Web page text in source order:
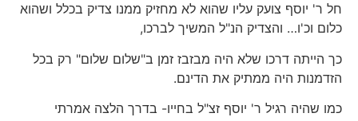
חל ר' יוסף צועק עליו שהוא לא מחזיק ממנו צדיק בכלל ושהוא
כלום וכ'ו… והצדיק הנ"ל המשיך לברכו,
כך הייתה דרכו שלא היה מבזבז זמן ב"שלום שלום" רק בכל
הזדמנות היה ממתיק את הדינם.
כמו שהיה רגיל ר' יוסף זצ"ל בחייו- בדרך הלצה אמרתי